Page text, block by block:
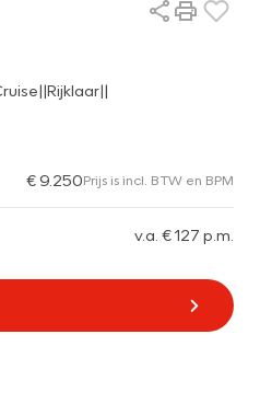
€ 9.250Prijs is incl. BTW en BPM
v.a. € 127 p.m.